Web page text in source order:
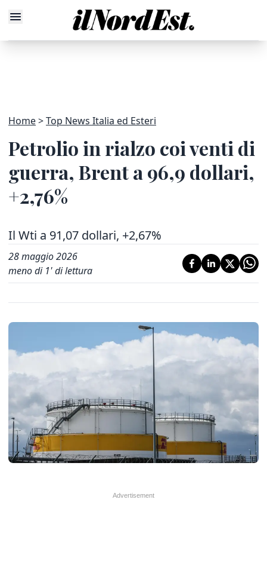
Home Top News Italia ed Esteri
Petrolio in rialzo coi venti di
guerra, Brent a 96,9 dollari,
+2,76%
Il Wti a 91,07 dollari, +2,67%
28 maggio 2026
meno di 1' di lettura